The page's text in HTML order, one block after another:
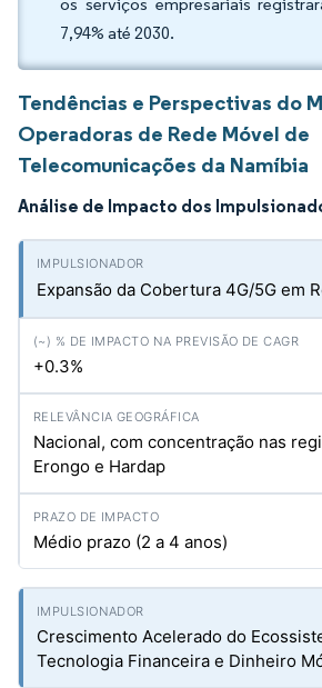
7,94% até 2030.
Tendências e Perspectivas do
Operadoras de Rede Móvel de
Telecomunicações da Namíbia
Análise de Impacto dos
Expansão da Cobertura 4G/5G em
+0.3%
Nacional, com concentração nas
Erongo e Hardap
Médio prazo (2 a 4 anos)
Crescimento Acelerado do
Tecnologia Financeira e Dinheiro